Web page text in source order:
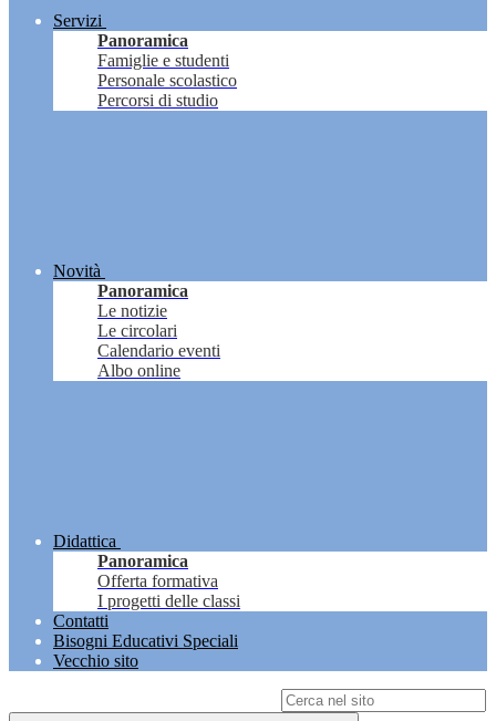
Servizi
Panoramica
Famiglie e studenti
Personale scolastico
Percorsi di studio
Novità
Panoramica
Le notizie
Le circolari
Calendario eventi
Albo online
Didattica
Panoramica
Offerta formativa
I progetti delle classi
Contatti
Bisogni Educativi Speciali
Vecchio sito